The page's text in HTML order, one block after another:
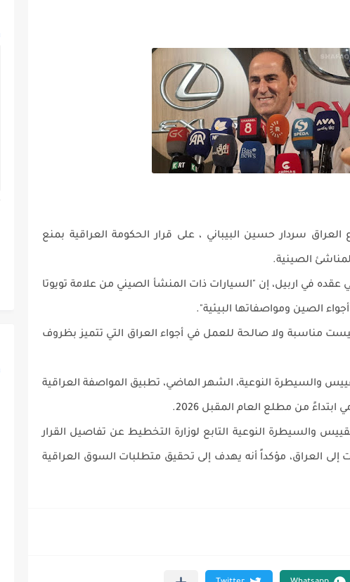
سردار حسين البيباني ، على قرار الحكومة العراقية بمنع
الصينية.
عقده في اربيل، إن "السيارات ذات المنشأ الصيني من علامة تويوتا
الصين ومواصفاتها البيئية".
مناسبة ولا صالحة للعمل في أجواء العراق التي تتميز بظروف
والسيطرة النوعية، الشهر الماضي، تطبيق المواصفة العراقية
من مطلع العام المقبل 2026.‏
والسيطرة النوعية التابع لوزارة ‏التخطيط عن تفاصيل القرار
إلى العراق، مؤكداً أنه يهدف إلى تحقيق ‏متطلبات السوق العراقية